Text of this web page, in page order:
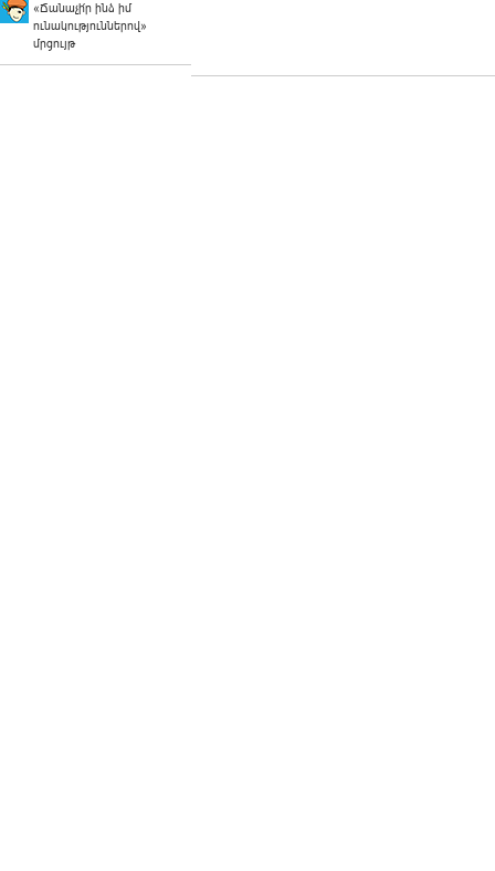
«Ճանաչի՛ր ինձ իմ
ունակություններով»
մրցույթ